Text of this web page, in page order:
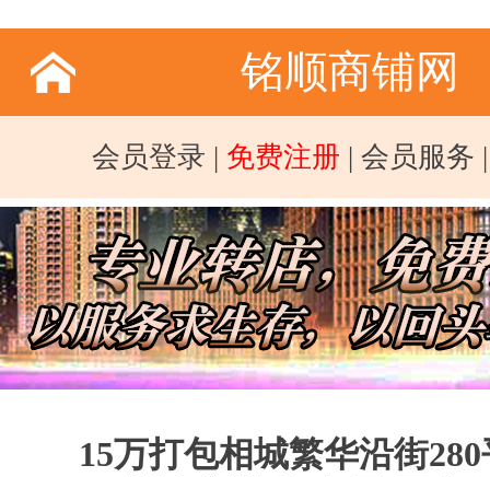
铭顺商铺网
会员登录 | 免费注册 | 会员服务
15万打包相城繁华沿街